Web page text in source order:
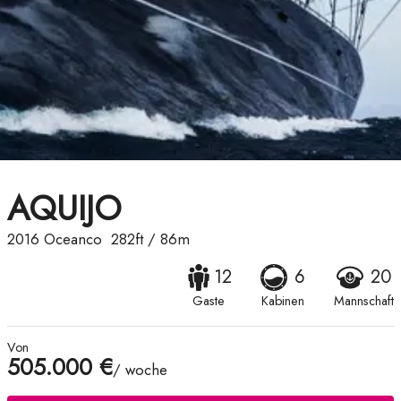
AQUIJO
2016 Oceanco 282ft/ 86m
12
Gaste
6
Kabinen
20
Mannschaft
Von
505.000 €/ woche